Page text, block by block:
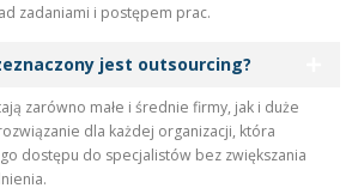
zadaniami i postępem prac.
jest outsourcing?
zarówno małe i średnie firmy, jak i duże
dla każdej organizacji, która
dostępu do specjalistów bez zwiększania